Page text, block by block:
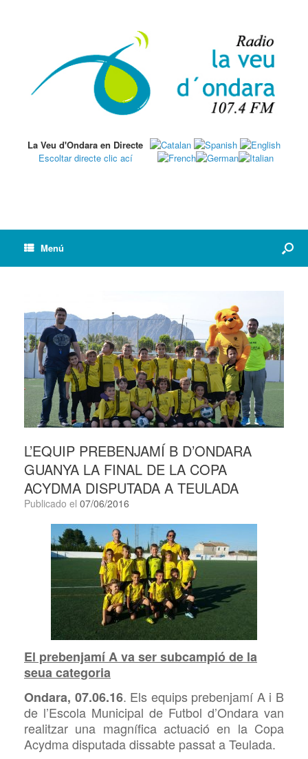
La Veu d'Ondara en Directe
Escoltar directe clic ací
Menú
L’EQUIP PREBENJAMÍ B D’ONDARA
GUANYA LA FINAL DE LA COPA
ACYDMA DISPUTADA A TEULADA
Publicado el 07/06/2016
El prebenjamí A va ser subcampió de la
seua categoria
Ondara, 07.06.16. Els equips prebenjamí A i B
de l’Escola Municipal de Futbol d’Ondara van
realitzar una magnífica actuació en la Copa
Acydma disputada dissabte passat a Teulada.